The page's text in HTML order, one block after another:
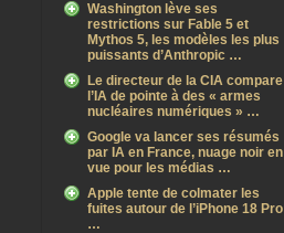
Washington lève ses
restrictions sur Fable 5 et
Mythos 5, les modèles les plus
puissants d’Anthropic …
Le directeur de la CIA compare
l’IA de pointe à des « armes
nucléaires numériques » …
Google va lancer ses résumés
par IA en France, nuage noir en
vue pour les médias …
Apple tente de colmater les
fuites autour de l’iPhone 18 Pro
…